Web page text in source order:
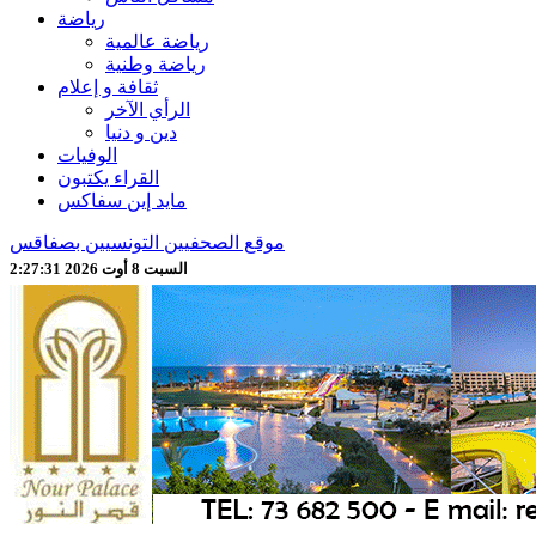
رياضة
رياضة عالمية
رياضة وطنية
ثقافة و إعلام
الرأي الآخر
دين و دنيا
الوفيات
القراء يكتبون
مايد إين سفاكس
موقع الصحفيين التونسيين بصفاقس
السبت 8 أوت 2026 2:27:33